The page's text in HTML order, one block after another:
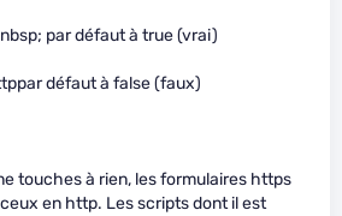
par défaut à true (vrai)
défaut à false (faux)
touches à rien, les formulaires https
en http. Les scripts dont il est